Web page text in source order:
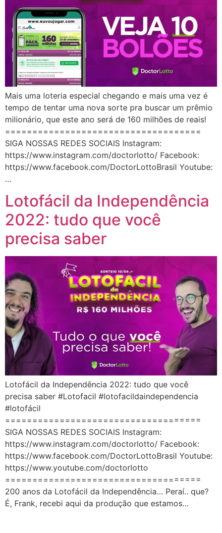
Mais uma loteria especial chegando e mais uma vez é
tempo de tentar uma nova sorte pra buscar um prêmio
milionário, que este ano será de 160 milhões de reais!
====================================
SIGA NOSSAS REDES SOCIAIS Instagram:
https://www.instagram.com/doctorlotto/ Facebook:
https://www.facebook.com/DoctorLottoBrasil Youtube:
…
Lotofácil da Independência
2022: tudo que você
precisa saber
Lotofácil da Independência 2022: tudo que você
precisa saber #Lotofacil #lotofacildaindependencia
#lotofácil
====================================
SIGA NOSSAS REDES SOCIAIS Instagram:
https://www.instagram.com/doctorlotto/ Facebook:
https://www.facebook.com/DoctorLottoBrasil Youtube:
https://www.youtube.com/doctorlotto
====================================
200 anos da Lotofácil da Independência… Peraí.. que?
É, Frank, recebi aqui da produção que estamos…